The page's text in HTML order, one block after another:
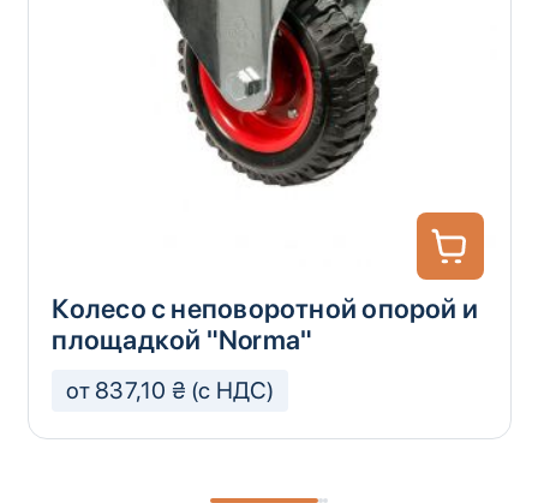
Колесо с неповоротной опорой и
площадкой "Norma"
от 837,10 ₴ (с НДС)